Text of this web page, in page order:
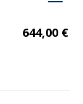
644,00 €